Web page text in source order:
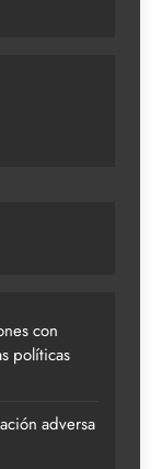
con
políticas
adversa